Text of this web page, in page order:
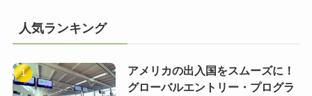
人気ランキング
アメリカの出入国をスムーズに！
グローバルエントリー・プログラ